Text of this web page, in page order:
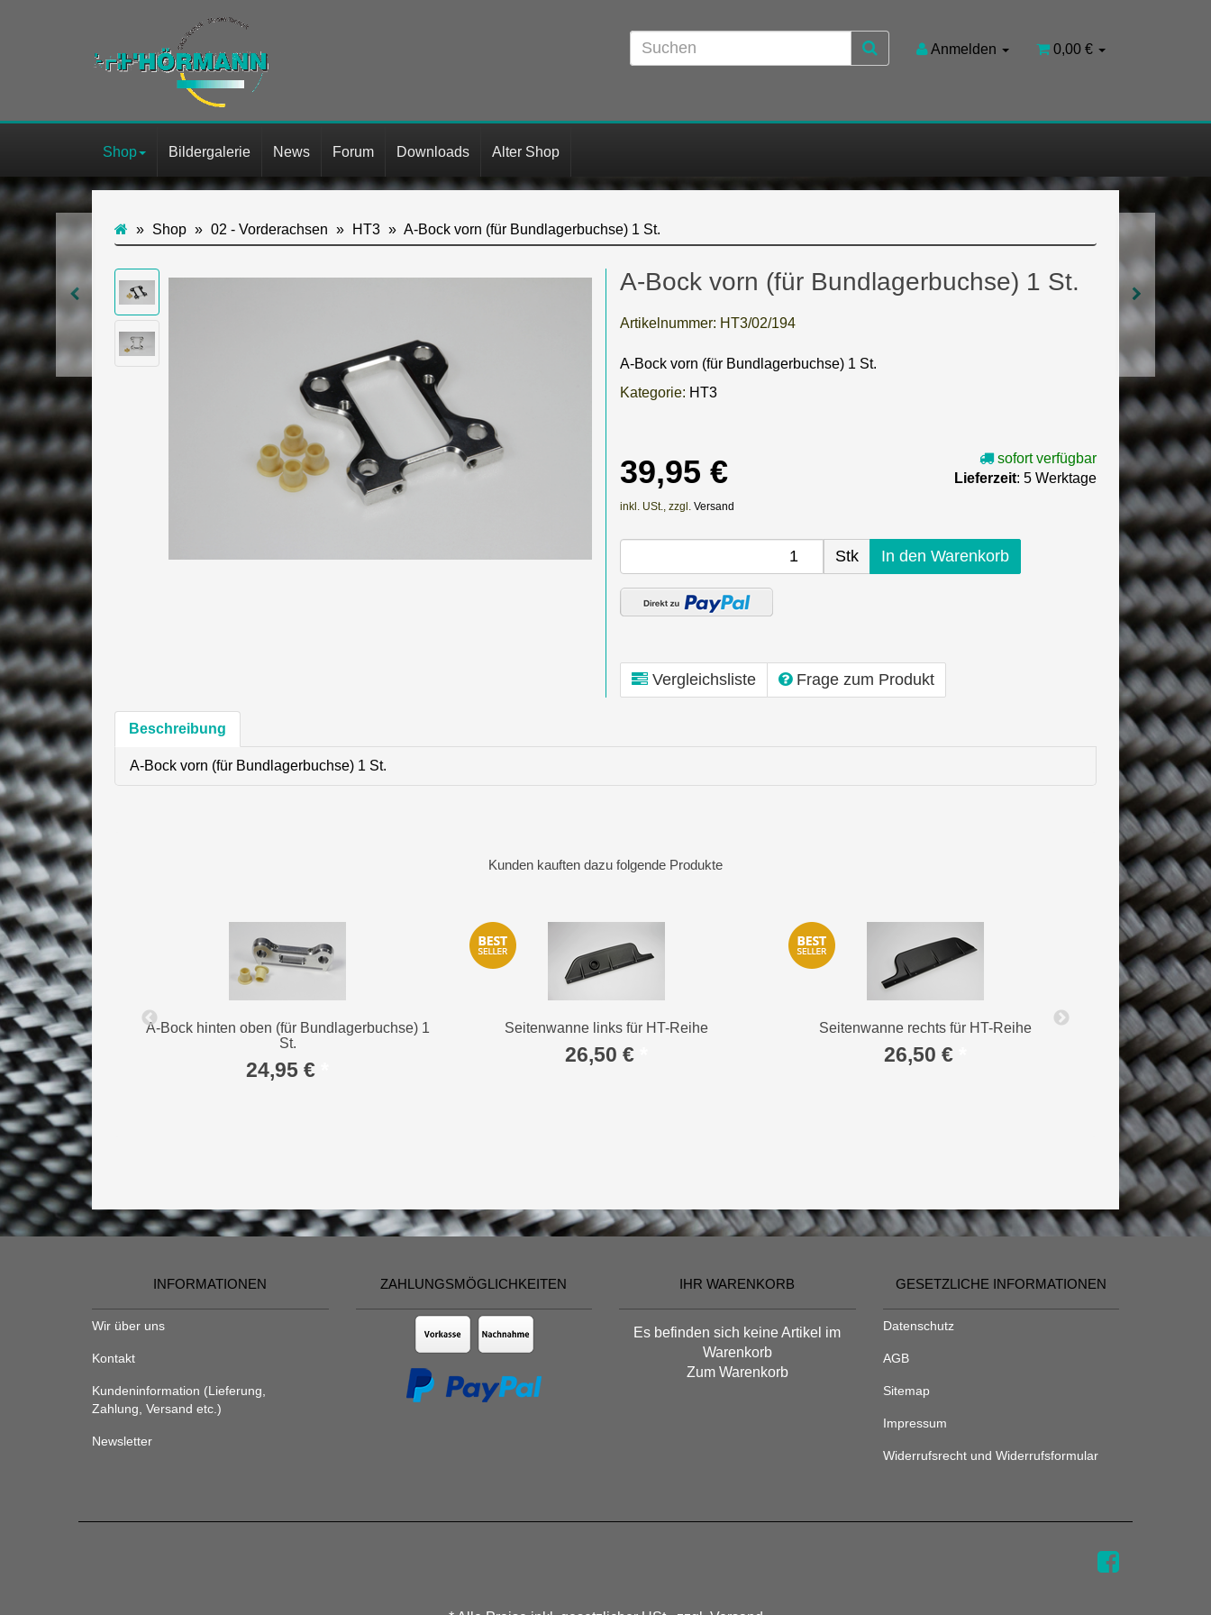
Anmelden 0,00 €
Shop Bildergalerie News Forum Downloads Alter Shop
Shop 02 - Vorderachsen HT3 A-Bock vorn (für Bundlagerbuchse) 1 St.
A-Bock vorn (für Bundlagerbuchse) 1 St.
Artikelnummer: HT3/02/194
A-Bock vorn (für Bundlagerbuchse) 1 St.
Kategorie: HT3
39,95 €
inkl. USt., zzgl. Versand
sofort verfügbar
Lieferzeit: 5 Werktage
Stk In den Warenkorb
Vergleichsliste Frage zum Produkt
Beschreibung
A-Bock vorn (für Bundlagerbuchse) 1 St.
Kunden kauften dazu folgende Produkte
1 St.
A-Bock hinten oben (für Bundlagerbuchse) 1
St.
24,95 €
Seitenwanne links für HT-Reihe
26,50 €
Seitenwanne rechts für HT-Reihe
26,50 €
Stahlkugel für
INFORMATIONEN
Wir über uns
Kontakt
Kundeninformation (Lieferung,
Zahlung, Versand etc.)
Newsletter
ZAHLUNGSMÖGLICHKEITEN IHR WARENKORB
Es befinden sich keine Artikel im
Warenkorb
Zum Warenkorb
GESETZLICHE INFORMATIONEN
Datenschutz
AGB
Sitemap
Impressum
Widerrufsrecht und Widerrufsformular